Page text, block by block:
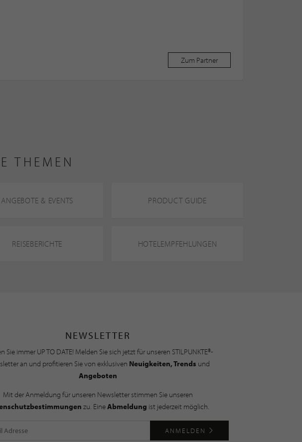
Zum Partner
THEMEN
ANGEBOTE & EVENTS PRODUCT GUIDE
REISEBERICHTE HOTELEMPFEHLUNGEN
NEWSLETTER
Sie immer UP TO DATE! Melden Sie sich jetzt für unseren STILPUNKTE®-
an und profitieren Sie von exklusiven Neuigkeiten, Trends und
Angeboten
Mit der Anmeldung für unseren Newsletter stimmen Sie unseren
zu. EineAbmeldung ist jederzeit möglich.
ANMELDEN